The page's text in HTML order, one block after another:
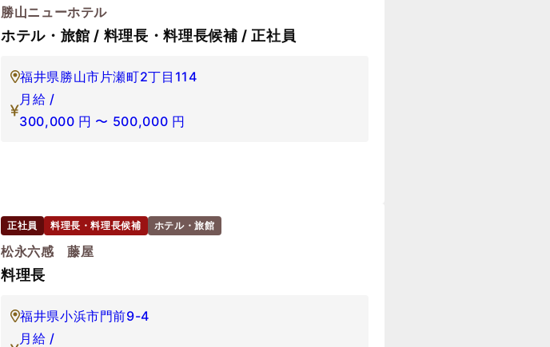
勝山ニューホテル
ホテル・旅館 / 料理長・料理長候補 / 正社員
福井県勝山市片瀬町2丁目114
月給 /
300,000 円 〜 500,000 円
正社員 料理長・料理長候補 ホテル・旅館
松永六感 藤屋
料理長
福井県小浜市門前9-4
月給 /